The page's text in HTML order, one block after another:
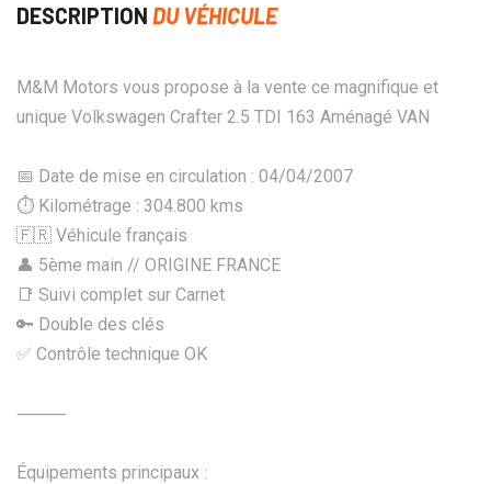
DESCRIPTION DU VÉHICULE
M&M Motors vous propose à la vente ce magnifique et
unique Volkswagen Crafter 2.5 TDI 163 Aménagé VAN
📅 Date de mise en circulation : 04/04/2007
⏱️ Kilométrage : 304.800 kms
🇫🇷 Véhicule français
👤 5ème main // ORIGINE FRANCE
📑 Suivi complet sur Carnet
🔑 Double des clés
✅ Contrôle technique OK
⸻
Équipements principaux :